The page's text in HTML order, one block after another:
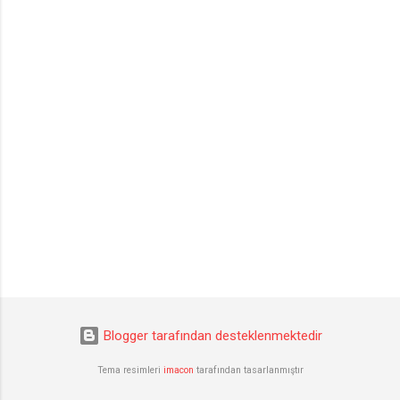
Blogger tarafından desteklenmektedir
Tema resimleri imacon tarafından tasarlanmıştır